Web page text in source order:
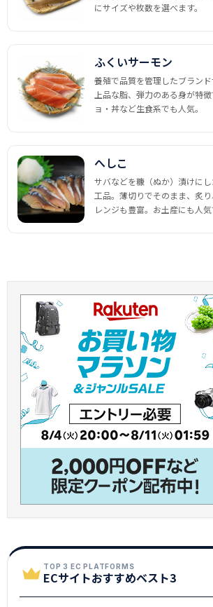
にサイズや枚数を選べます。
ふくいサーモン
養殖で品質を管理したブラン
上品な脂、弾力のある身が特
ョ・丼など生食系でも人気。
へしこ
サバなどを糠（ぬか）漬けに
工品。薄切りでそのまま、炙
レンジも豊富。お土産にも人気
TOP 3 EC PLATFORMS
ECサイトおすすめベスト3